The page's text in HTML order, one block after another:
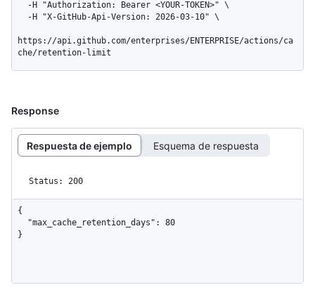
https://api.github.com/enterprises/ENTERPRISE/actions/ca
che/retention-limit
Response
Respuesta de ejemplo Esquema de respuesta
Status: 200
{
}